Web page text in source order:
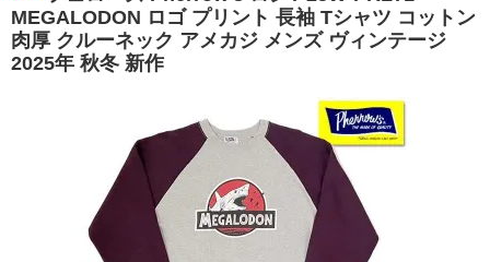
MEGALODON ロゴ プリント 長袖 Tシャツ コットン
肉厚 クルーネック アメカジ メンズ ヴィンテージ
2025年 秋冬 新作